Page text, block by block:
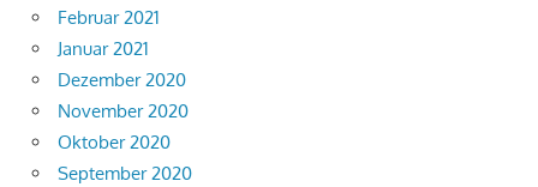
Februar 2021
Januar 2021
Dezember 2020
November 2020
Oktober 2020
September 2020